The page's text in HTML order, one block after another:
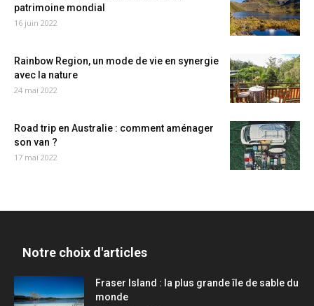
patrimoine mondial
16 juin 2022
Rainbow Region, un mode de vie en synergie
avec la nature
24 mai 2022
Road trip en Australie : comment aménager
son van ?
17 mai 2022
Notre choix d'articles
Fraser Island : la plus grande île de sable du
monde